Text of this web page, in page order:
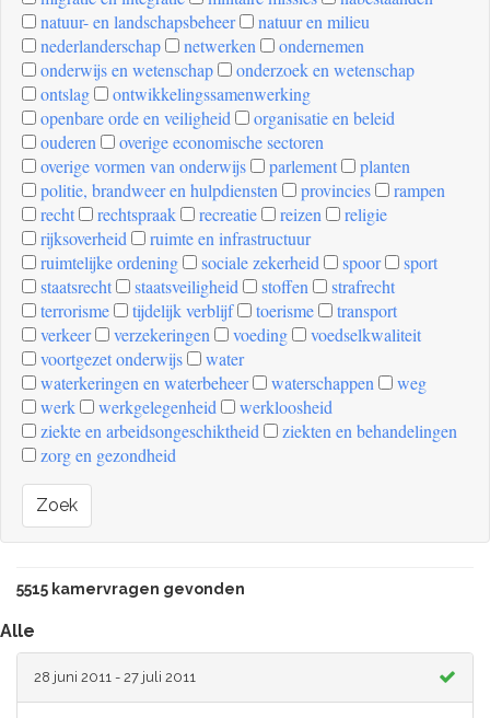
natuur- en landschapsbeheer
natuur en milieu
nederlanderschap
netwerken
ondernemen
onderwijs en wetenschap
onderzoek en wetenschap
ontslag
ontwikkelingssamenwerking
openbare orde en veiligheid
organisatie en beleid
ouderen
overige economische sectoren
overige vormen van onderwijs
parlement
planten
politie, brandweer en hulpdiensten
provincies
rampen
recht
rechtspraak recreatie reizen
religie
rijksoverheid
ruimte en infrastructuur
ruimtelijke ordening
sociale zekerheid spoor
sport
staatsrecht
staatsveiligheid stoffen
strafrecht
terrorisme
tijdelijk verblijf toerisme
transport
verkeer
verzekeringen voeding
voedselkwaliteit
voortgezet onderwijs
water
waterkeringen en waterbeheer
waterschappen
weg
werk
werkgelegenheid
werkloosheid
ziekte en arbeidsongeschiktheid
ziekten en behandelingen
zorg en gezondheid
Zoek
5515 kamervragen gevonden
Alle
28 juni 2011 - 27 juli 2011